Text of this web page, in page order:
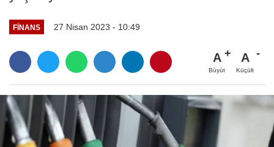
FINANS 27 Nisan 2023 - 10:49
A
Büyüt
A
Küçült